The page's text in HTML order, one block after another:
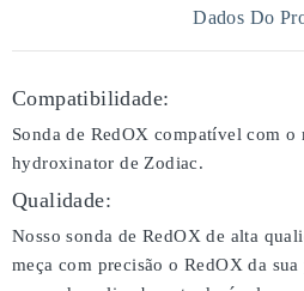
Dados Do
Compatibilidade:
Sonda de RedOX compatível com o
hydroxinator de Zodiac.
Qualidade:
Nosso sonda de RedOX de alta
meça com precisão o RedOX da